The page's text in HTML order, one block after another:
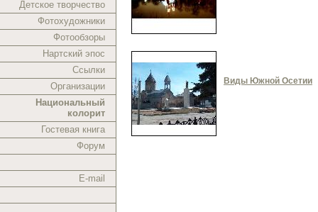
Детское творчество
Фотохудожники
Фотообзоры
Нартский эпос
Ссылки
Организации
Национальный
колорит
Гостевая книга
Форум
E-mail
Виды Южной Осетии